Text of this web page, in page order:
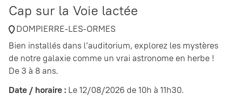
Cap sur la Voie lactée
DOMPIERRE-LES-ORMES
Bien installés dans l’auditorium, explorez les mystères
de notre galaxie comme un vrai astronome en herbe !
De 3 à 8 ans.
Date / horaire : Le 12/08/2026 de 10h à 11h30.